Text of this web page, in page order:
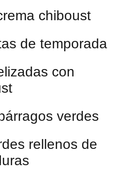
chiboust
de temporada
con
verdes
rellenos de